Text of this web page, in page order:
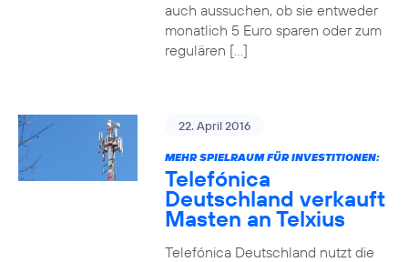
auch aussuchen, ob sie entweder
monatlich 5 Euro sparen oder zum
regulären […]
22. April 2016
MEHR SPIELRAUM FÜR INVESTITIONEN:
Telefónica
Deutschland verkauft
Masten an Telxius
Telefónica Deutschland nutzt die